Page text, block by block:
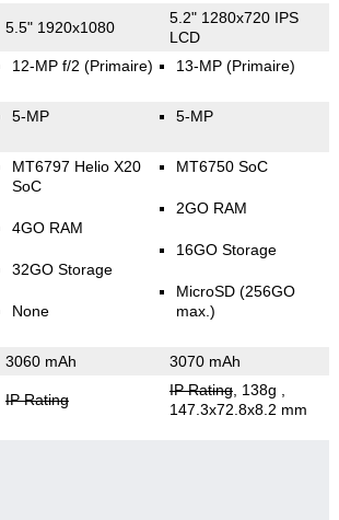
5.5" 1920x1080
5.2" 1280x720 IPS
LCD
12-MP f/2 (Primaire) 13-MP (Primaire)
5-MP 5-MP
MT6797 Helio X20
SoC
4GO RAM
32GO Storage
None
MT6750 SoC
2GO RAM
16GO Storage
MicroSD (256GO
max.)
3060 mAh 3070 mAh
IP Rating
IP Rating, 138g
147.3x72.8x8.2 mm